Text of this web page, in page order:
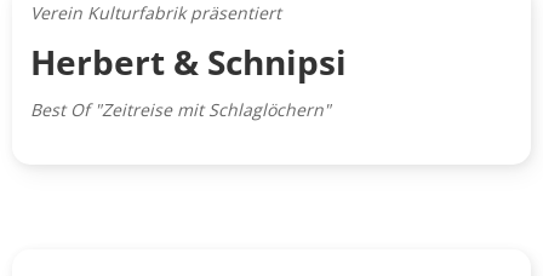
Verein Kulturfabrik präsentiert
Herbert & Schnipsi
Best Of "Zeitreise mit Schlaglöchern"